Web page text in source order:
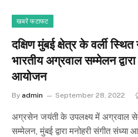
खबरें फटाफट
दक्षिण मुंबई क्षेत्र के वर्ली
भारतीय अग्रवाल सम्मेलन
आयोजन
By admin September 28, 2022
अग्रसेन जयंती के उपलक्ष्य में अग्रवाल
सम्मेलन, मुंबई द्वारा मनोहरी संगीत